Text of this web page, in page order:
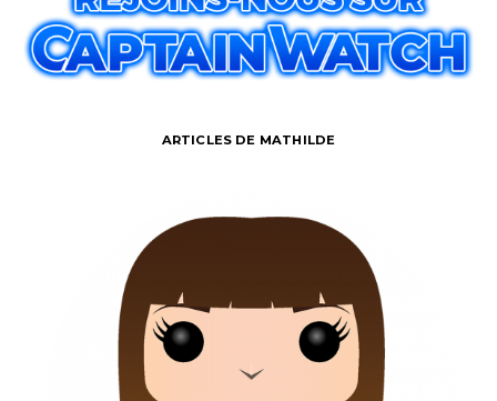
ARTICLES DE MATHILDE